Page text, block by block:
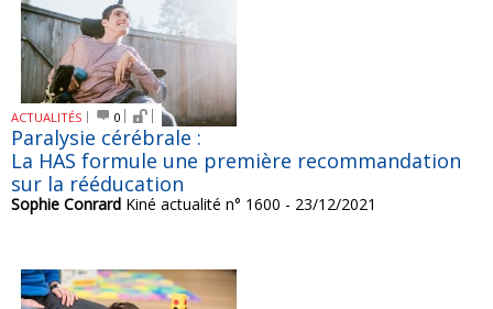
ACTUALITÉS 0
Paralysie cérébrale :
La HAS formule une première recommandation
sur la rééducation
Sophie Conrard Kiné actualité n° 1600 - 23/12/2021